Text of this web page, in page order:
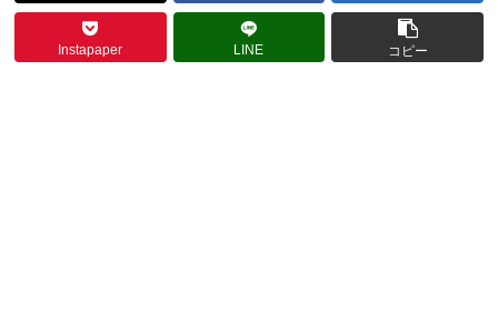
Instapaper LINE コピー